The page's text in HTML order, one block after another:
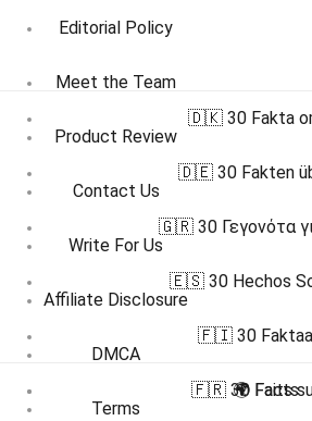
Editorial Policy
Meet the Team
Product Review
Contact Us
Write For Us
Affiliate Disclosure
DMCA
Terms
🇩🇰 30 Fakta
🇩🇪 30 Fakten
🇬🇷 30 Γεγονότα
🇪🇸 30 Hechos
🇫🇮 30
🇫🇷 30 Faits
🌍 Facts